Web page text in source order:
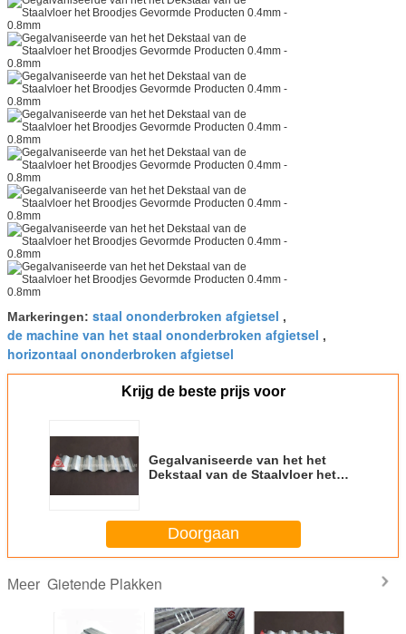
Markeringen: staal ononderbroken afgietsel ,
de machine van het staal ononderbroken afgietsel ,
horizontaal ononderbroken afgietsel
Krijg de beste prijs voor
Gegalvaniseerde van het het
Dekstaal van de Staalvloer het
Doorgaan
Meer Gietende Plakken